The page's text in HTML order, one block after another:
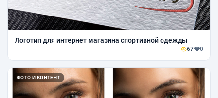
Логотип для интернет магазина спортивной одежды
67 0
ФОТО И КОНТЕНТ